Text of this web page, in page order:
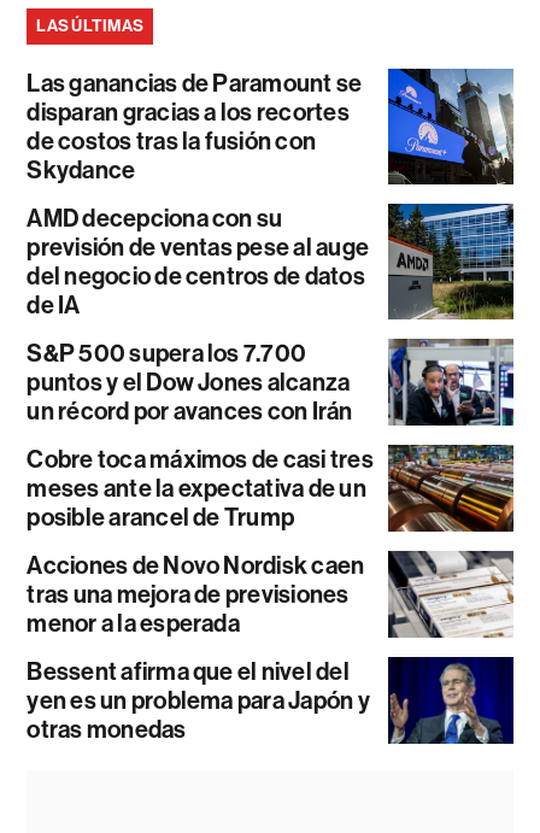
LAS ÚLTIMAS
Las ganancias de Paramount se
disparan gracias a los recortes
de costos tras la fusión con
Skydance
AMD decepciona con su
previsión de ventas pese al auge
del negocio de centros de datos
de IA
S&P 500 supera los 7.700
puntos y el Dow Jones alcanza
un récord por avances con Irán
Cobre toca máximos de casi tres
meses ante la expectativa de un
posible arancel de Trump
Acciones de Novo Nordisk caen
tras una mejora de previsiones
menor a la esperada
Bessent afirma que el nivel del
yen es un problema para Japón y
otras monedas